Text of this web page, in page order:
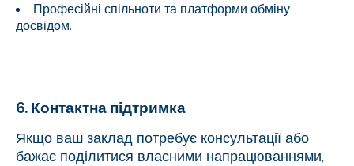
Професійні спільноти та платформи обміну
досвідом.
6. Контактна підтримка
Якщо ваш заклад потребує консультації або
бажає поділитися власними напрацюваннями,